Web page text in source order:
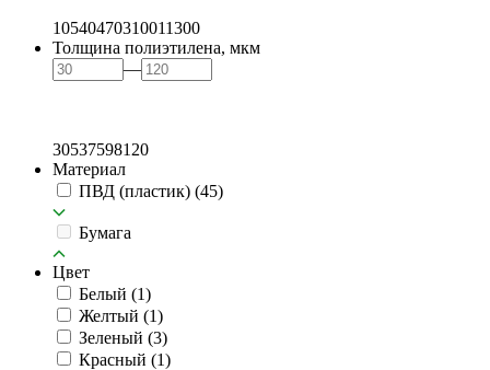
10540470310011300
Толщина полиэтилена, мкм
—
30537598120
Материал
ПВД (пластик) (45)
Бумага
Цвет
Белый (1)
Желтый (1)
Зеленый (3)
Красный (1)